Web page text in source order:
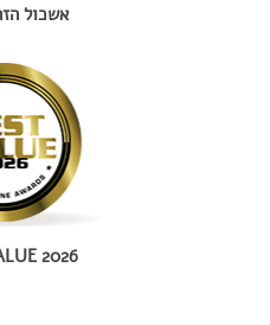
אשכול הזהב
2026